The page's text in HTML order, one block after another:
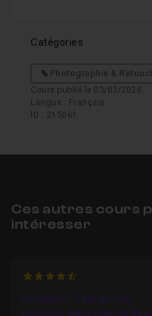
Catégories
Photographie &
Cours publié le 03/03/2026
Langue : Français
ID : 215061
Ces autres cours
intéresser
4.5
Formation : Tout sur les
masques dans Camera Raw